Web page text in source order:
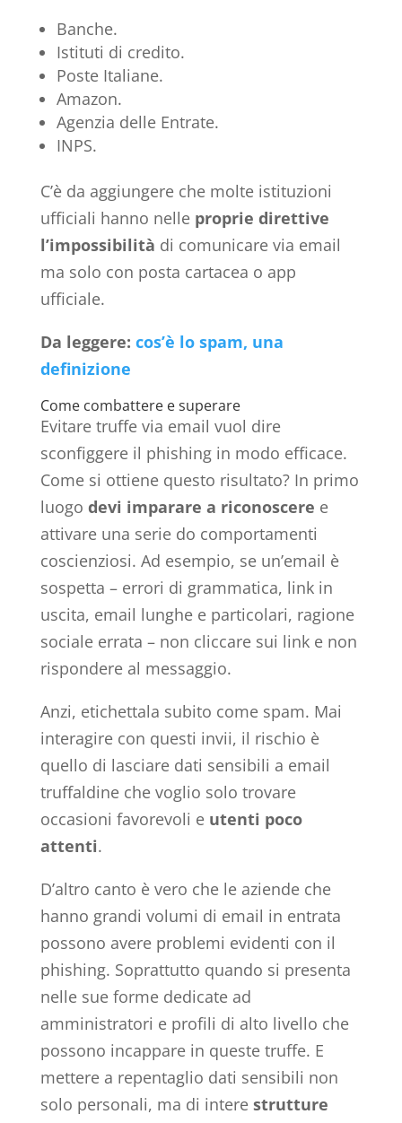
Banche.
Istituti di credito.
Poste Italiane.
Amazon.
Agenzia delle Entrate.
INPS.
C’è da aggiungere che molte istituzioni
ufficiali hanno nelle proprie direttive
l’impossibilità di comunicare via email
ma solo con posta cartacea o app
ufficiale.
Da leggere: cos’è lo spam, una
definizione
Come combattere e superare
Evitare truffe via email vuol dire
sconfiggere il phishing in modo efficace.
Come si ottiene questo risultato? In primo
luogo devi imparare a riconoscere e
attivare una serie do comportamenti
coscienziosi. Ad esempio, se un’email è
sospetta – errori di grammatica, link in
uscita, email lunghe e particolari, ragione
sociale errata – non cliccare sui link e non
rispondere al messaggio.
Anzi, etichettala subito come spam. Mai
interagire con questi invii, il rischio è
quello di lasciare dati sensibili a email
truffaldine che voglio solo trovare
occasioni favorevoli e utenti poco
attenti.
D’altro canto è vero che le aziende che
hanno grandi volumi di email in entrata
possono avere problemi evidenti con il
phishing. Soprattutto quando si presenta
nelle sue forme dedicate ad
amministratori e profili di alto livello che
possono incappare in queste truffe. E
mettere a repentaglio dati sensibili non
solo personali, ma di intere strutture